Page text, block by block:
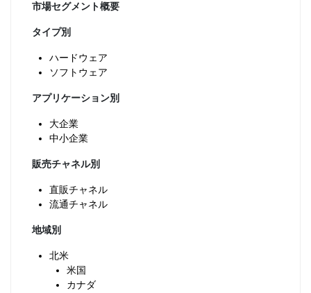
市場セグメント概要
タイプ別
ハードウェア
ソフトウェア
アプリケーション別
大企業
中小企業
販売チャネル別
直販チャネル
流通チャネル
地域別
北米
米国
カナダ